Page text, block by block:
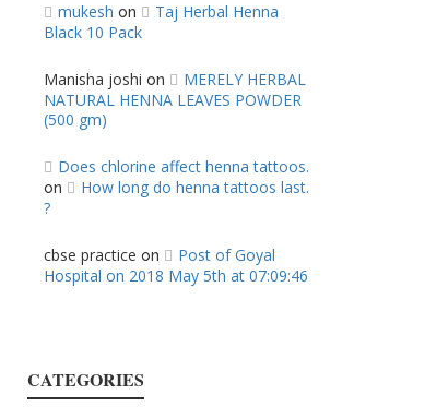
mukesh on
Taj Herbal Henna
Black 10 Pack
Manisha joshi on
MERELY HERBAL
NATURAL HENNA LEAVES POWDER
(500 gm)
Does chlorine affect henna tattoos.
on
How long do henna tattoos last.
?
cbse practice on
Post of Goyal
Hospital on 2018 May 5th at 07:09:46
CATEGORIES